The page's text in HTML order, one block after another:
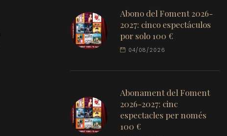
Abono del Foment 2026-
2027: cinco espectáculos
por solo 100 €
04/08/2026
Abonament del Foment
2026-2027: cinc
espectacles per només
100 €